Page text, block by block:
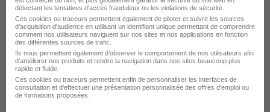
Voir l’offre
il y a 5 jours
détectant les tentatives d'accès frauduleux ou les violations de sécurité.
Ces cookies ou traceurs permettent également de piloter et suivre les sources
d'acquisition d'audience en utilisant un identifiant unique permettant de comprendre
comment nos utilisateurs naviguent sur nos sites et nos applications en fonction
des différentes sources de trafic.
Ils nous permettent également d’observer le comportement de nos utilisateurs afin
d'améliorer nos produits et rendre la navigation dans nos sites beaucoup plus
rapide et fluide.
Ces cookies ou traceurs permettent enfin de personnaliser les interfaces de
consultation et d'effectuer une présentation personnalisée des offres d'emploi ou
de formations proposées.